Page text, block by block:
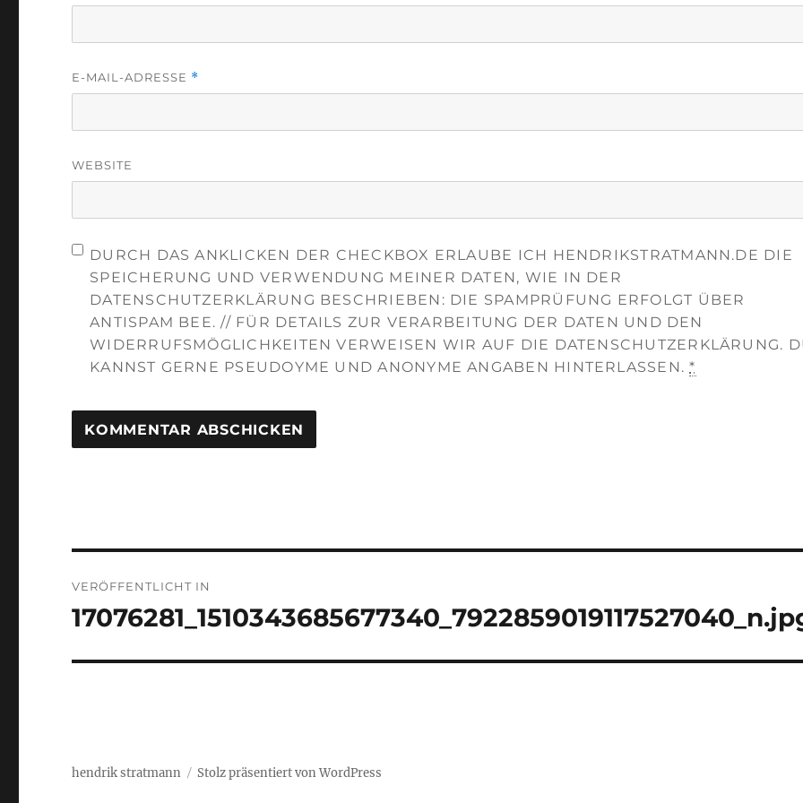
E-MAIL-ADRESSE *
WEBSITE
DURCH DAS ANKLICKEN DER CHECKBOX ERLAUBE ICH HENDRIKSTRATMANN.DE DIE
SPEICHERUNG UND VERWENDUNG MEINER DATEN, WIE IN DER
DATENSCHUTZERKLÄRUNG BESCHRIEBEN: DIE SPAMPRÜFUNG ERFOLGT ÜBER
ANTISPAM BEE. // FÜR DETAILS ZUR VERARBEITUNG DER DATEN UND DEN
WIDERRUFSMÖGLICHKEITEN VERWEISEN WIR AUF DIE DATENSCHUTZERKLÄRUNG.
KANNST GERNE PSEUDOYME UND ANONYME ANGABEN HINTERLASSEN.*
VERÖFFENTLICHT IN
hendrik stratmann Stolz präsentiert von WordPress